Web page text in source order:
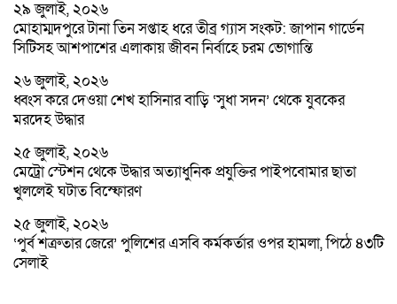
২৯ জুলাই, ২০২৬
মোহাম্মদপুরে টানা তিন সপ্তাহ ধরে তীব্র গ্যাস সংকট: জাপান গার্ডেন
সিটিসহ আশপাশের এলাকায় জীবন নির্বাহে চরম ভোগান্তি
২৬ জুলাই, ২০২৬
ধ্বংস করে দেওয়া শেখ হাসিনার বাড়ি ‘সুধা সদন’ থেকে যুবকের
মরদেহ উদ্ধার
২৫ জুলাই, ২০২৬
মেট্রো স্টেশন থেকে উদ্ধার অত্যাধুনিক প্রযুক্তির পাইপবোমার ছাতা
খুললেই ঘটাত বিস্ফোরণ
২৫ জুলাই, ২০২৬
‘পুর্ব শত্রুতার জেরে’ পুলিশের এসবি কর্মকর্তার ওপর হামলা, পিঠে ৪৩টি
সেলাই